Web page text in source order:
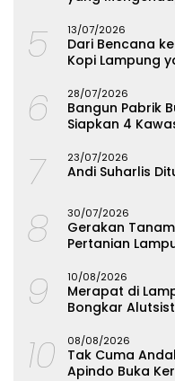
5 13/07/2026
Dari Bencana
Kopi Lampung
6 28/07/2026
Bangun Pabrik
Siapkan 4
7 23/07/2026
Andi Suharlis
8 30/07/2026
Gerakan
Pertanian
9 10/08/2026
Merapat di
Bongkar
10 08/08/2026
Tak Cuma
Apindo Buka